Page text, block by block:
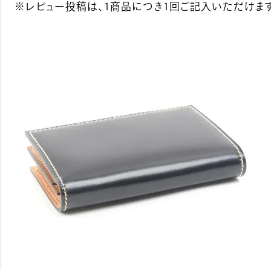
※レビュー投稿は、1商品につき1回ご記入いただけま